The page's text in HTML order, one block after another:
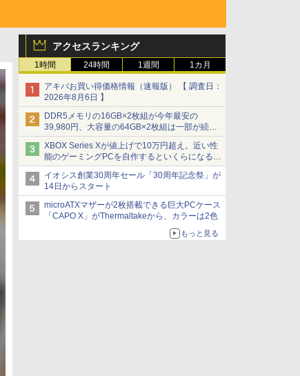
アクセスランキング
1時間 24時間 1週間 1カ月
アキバお買い得価格情報（速報版） 【 調査日：
2026年8月6日 】
DDR5メモリの16GB×2枚組が今年最安の
39,980円、大容量の64GB×2枚組は一部が続騰
[8月前半のメモリ価格]
XBOX Series Xが値上げで10万円超え。近い性
能のゲーミングPCを自作するといくらになる？
【石田賀津男の『酒の肴にPCゲーム』】
イオシス創業30周年セール「30周年記念祭」が
14日からスタート
microATXマザーが2枚搭載できる巨大PCケース
「CAPO X」がThermaltakeから、カラーは2色
もっと見る